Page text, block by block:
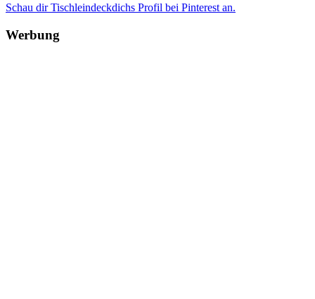
Schau dir Tischleindeckdichs Profil bei Pinterest an.
Werbung